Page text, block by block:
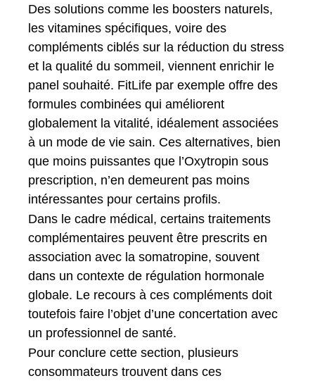
Des solutions comme les boosters naturels,
les vitamines spécifiques, voire des
compléments ciblés sur la réduction du stress
et la qualité du sommeil, viennent enrichir le
panel souhaité. FitLife par exemple offre des
formules combinées qui améliorent
globalement la vitalité, idéalement associées
à un mode de vie sain. Ces alternatives, bien
que moins puissantes que l’Oxytropin sous
prescription, n’en demeurent pas moins
intéressantes pour certains profils.
Dans le cadre médical, certains traitements
complémentaires peuvent être prescrits en
association avec la somatropine, souvent
dans un contexte de régulation hormonale
globale. Le recours à ces compléments doit
toutefois faire l’objet d’une concertation avec
un professionnel de santé.
Pour conclure cette section, plusieurs
consommateurs trouvent dans ces